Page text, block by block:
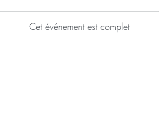
Cet événement est complet